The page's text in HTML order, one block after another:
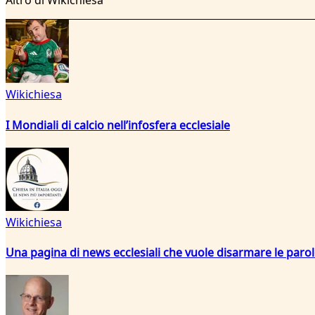
Wikichiesa
I Mondiali di calcio nell’infosfera ecclesiale
Wikichiesa
Una pagina di news ecclesiali che vuole disarmare le